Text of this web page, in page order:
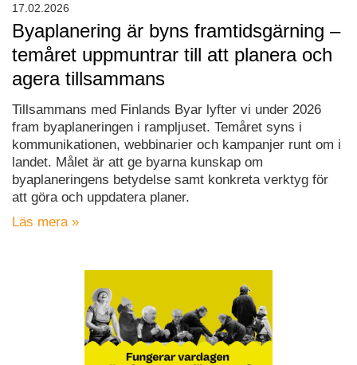
Byaplanering är byns framtidsgärning –
temåret uppmuntrar till att planera och
agera tillsammans
Tillsammans med Finlands Byar lyfter vi under 2026
fram byaplaneringen i rampljuset. Temåret syns i
kommunikationen, webbinarier och kampanjer runt om i
landet. Målet är att ge byarna kunskap om
byaplaneringens betydelse samt konkreta verktyg för
att göra och uppdatera planer.
Läs mera »
17.02.2026